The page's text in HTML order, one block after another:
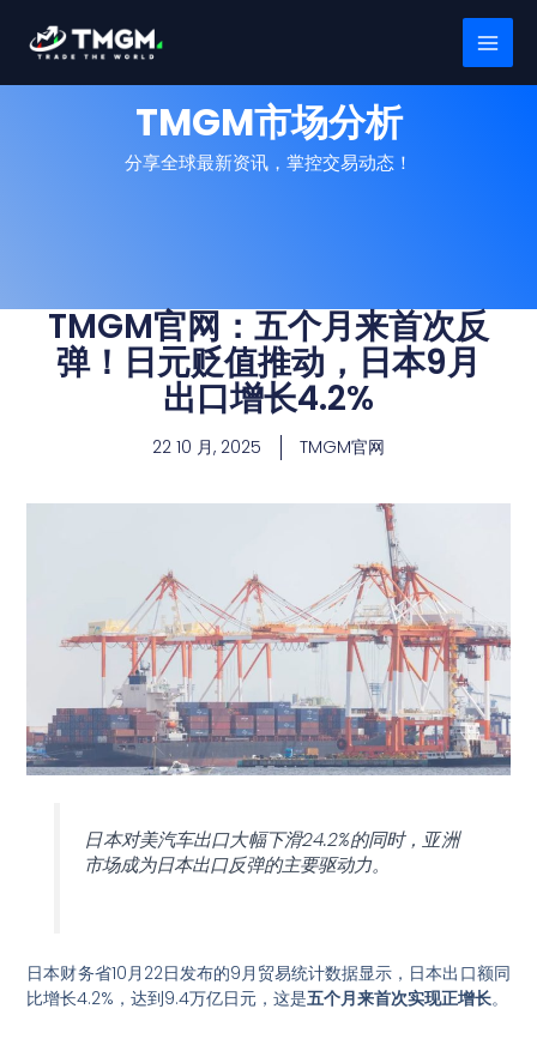
TMGM市场分析
分享全球最新资讯，掌控交易动态！
TMGM官网：五个月来首次反
弹！日元贬值推动，日本9月
出口增长4.2%
22 10 月, 2025 TMGM官网
日本对美汽车出口大幅下滑24.2%的同时，亚洲
市场成为日本出口反弹的主要驱动力。
日本财务省10月22日发布的9月贸易统计数据显示，日本出口额同
比增长4.2%，达到9.4万亿日元，这是五个月来首次实现正增长。